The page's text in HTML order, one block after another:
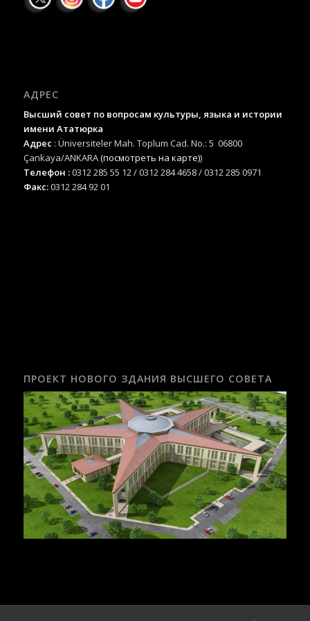
АДРЕС
Высший совет по вопросам культуры, языка и истории
имени Ататюрка
Адрес : Üniversiteler Mah. Toplum Cad. No.: 5 06800
Çankaya/ANKARA(посмотреть на карте))
Телефон :0312 285 55 12 / 0312 284 4658 / 0312 285 0971
Факс:0312 284 92 01
ПРОЕКТ НОВОГО ЗДАНИЯ ВЫСШЕГО СОВЕТА